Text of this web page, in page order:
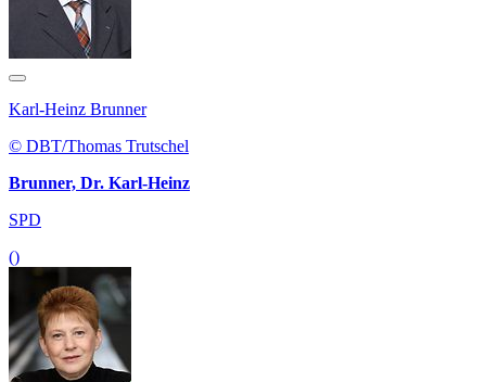
Karl-Heinz Brunner
© DBT/Thomas Trutschel
Brunner, Dr. Karl-Heinz
SPD
()